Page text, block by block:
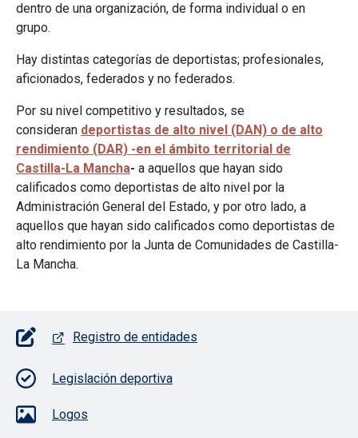
dentro de una organización, de forma individual o en
grupo.
Hay distintas categorías de deportistas; profesionales,
aficionados, federados y no federados.
Por su nivel competitivo y resultados, se
consideran deportistas de alto nivel (DAN) o de alto
rendimiento (DAR) -en el ámbito territorial de
Castilla-La Mancha- a aquellos que hayan sido
calificados como deportistas de alto nivel por la
Administración General del Estado, y por otro lado, a
aquellos que hayan sido calificados como deportistas de
alto rendimiento por la Junta de Comunidades de Castilla-
La Mancha.
Pie de página con iconos
Registro de entidades
Legislación deportiva
Logos